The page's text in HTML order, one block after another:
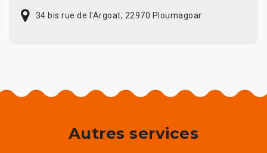
34 bis rue de l'Argoat, 22970 Ploumagoar
Autres services